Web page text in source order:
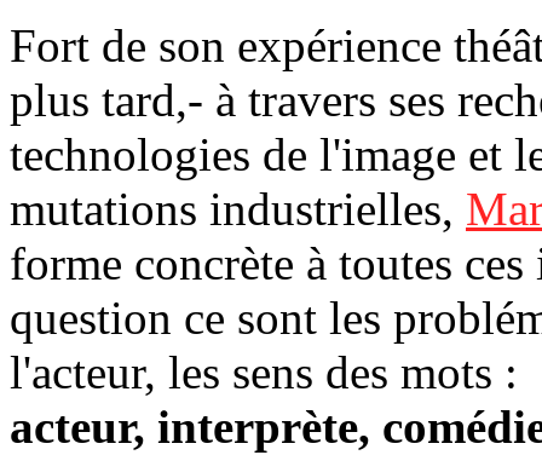
Fort de son expérience
plus tard,- à travers ses
technologies de l'image et
mutations industrielles,
forme concrète à toutes
question ce sont les
l'acteur, les sens des mots :
acteur, interprète,